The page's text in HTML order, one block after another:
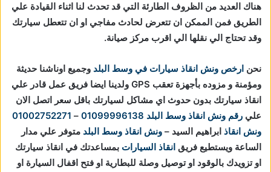
هناك العديد من الظروف الطارئة التي قد تحدث لنا اثناء القيادة علي
الطريق فمن الممكن ان تتعرض لحادث مفاجي او ان تتعطل سيارتك
وقد تحتاج الي نقلها الي اقرب مركز صيانة.
نحن ارخص ونش انقاذ سيارات في وسط البلد وجميع اوناشنا حديثة
ومؤمنة و مزوده بأجهزة تعقب GPS ولدينا ايضا فريق عمل قادر علي
انقاذ سيارتك بدون حدوث اي مشاكل لسيارتك باقل سعر اتصل الان
علي رقم ونش انقاذ وسط البلد 01099996138
–
01002752271
ونش انقاذ ابراهيم السيد – ونش انقاذ وسط البلد متوفر علي مدار
الساعة ويستطيع فريق انقاذ السيارات بمساعدتك في انقاذ سيارتك
او تزويدك بالوقود او توصيل وصلة للبطارية او فتح اقفال السيارة او